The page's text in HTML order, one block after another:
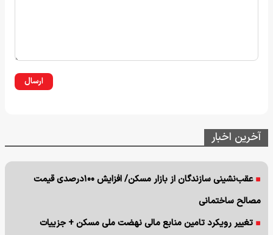
ارسال
آخرین اخبار
عقب‌نشینی سازندگان از بازار مسکن/ افزایش ۱۰۰درصدی قیمت
مصالح ساختمانی
تغییر رویکرد تامین منابع مالی نهضت ملی مسکن + جزییات